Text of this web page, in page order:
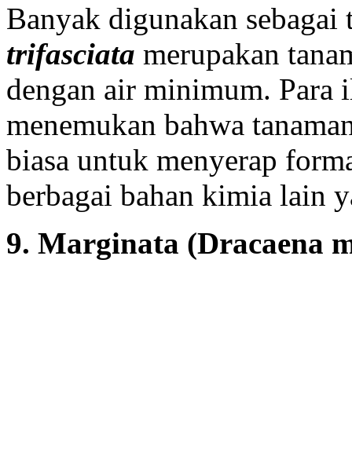
Banyak digunakan sebagai
trifasciata merupakan
dengan air minimum.
menemukan bahwa
biasa untuk menyerap
berbagai bahan kimia lain
9. Marginata (Dracaena